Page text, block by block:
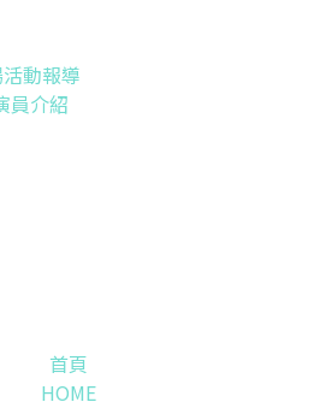
動報導
員介紹
首頁
HOME